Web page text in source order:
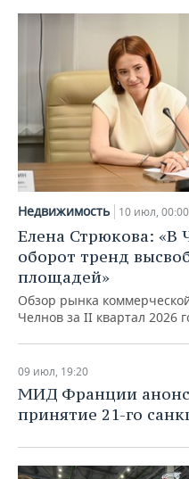
Недвижимость 10 июл, 00:00
Елена Стрюкова: «В
оборот тренд
площадей»
Обзор рынка
Челнов за II квартал 2026
09 июл, 19:20
МИД Франции
принятие 21-го